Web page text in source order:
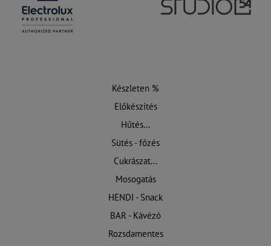
Készleten %
Előkészítés
Hűtés...
Sütés - főzés
Cukrászat...
Mosogatás
HENDI - Snack
BAR - Kávézó
Rozsdamentes